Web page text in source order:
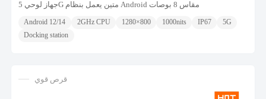
جهاز لوحي 5G متين يعمل بنظام Android مقاس 8 بوصات
Android 12/14 2GHz CPU 1280×800 1000nits IP67
5G
Docking station
قرص قوي